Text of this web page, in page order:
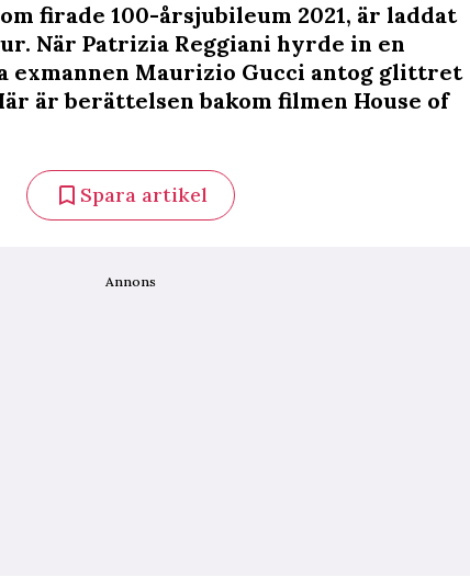
firade 100-årsjubileum 2021, är laddat
När Patrizia Reggiani hyrde in en
exmannen Maurizio Gucci antog glittret
är berättelsen bakom filmen House of
Spara artikel
Annons